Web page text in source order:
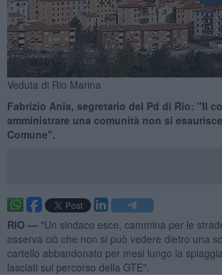
Veduta di Rio Marina
Fabrizio Ania, segretario del Pd di Rio: "Il
amministrare una comunità non si
Comune".
RIO — "Un sindaco esce, cammina per le
osserva ciò che non si può vedere dietro una
cartello abbandonato per mesi lungo la
lasciati sul percorso della GTE".